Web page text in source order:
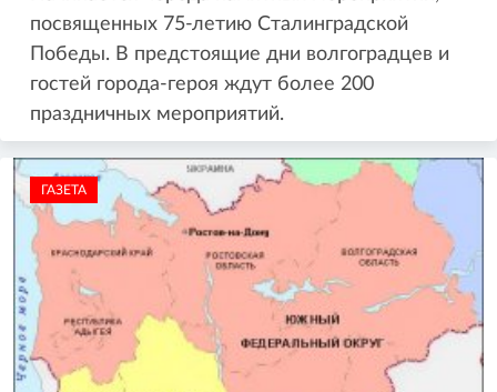
посвященных 75-летию Сталинградской
Победы. В предстоящие дни волгоградцев и
гостей города-героя ждут более 200
праздничных мероприятий.
ГАЗЕТА